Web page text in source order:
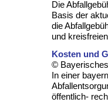
Die
Basis der
die
und
Kosten und
©
In einer
öffentlich-